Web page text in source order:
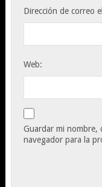
Dirección de correo
Web:
Guardar mi nombre,
navegador para la